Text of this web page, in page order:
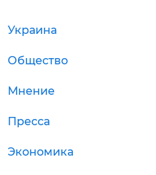
Украина
Общество
Мнение
Пресса
Экономика